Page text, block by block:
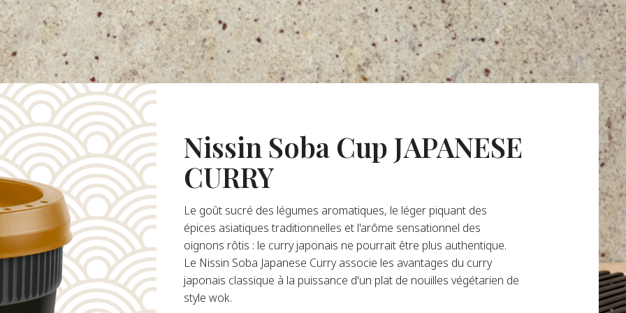
Nissin Soba Cup JAPANESE
CURRY
Le goût sucré des légumes aromatiques, le léger piquant des
épices asiatiques traditionnelles et l'arôme sensationnel des
oignons rôtis : le curry japonais ne pourrait être plus authentique.
Le Nissin Soba Japanese Curry associe les avantages du curry
japonais classique à la puissance d'un plat de nouilles végétarien de
style wok.